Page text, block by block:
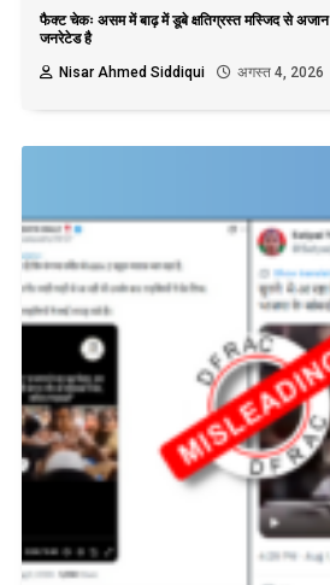
फैक्ट चेकः असम में बाढ़ में डूबे क्षतिग्रस्त मस्जिद से
जनरेटेड है
Nisar Ahmed Siddiqui
अगस्त 4, 2026